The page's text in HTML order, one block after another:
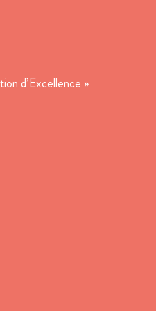
d’Excellence »